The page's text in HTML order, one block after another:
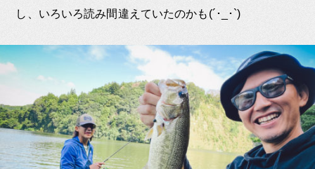
し、いろいろ読み間違えていたのかも(´･_･`)